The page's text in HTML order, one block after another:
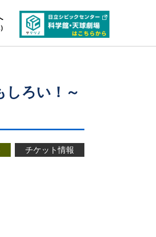
ろい！～
チケット情報